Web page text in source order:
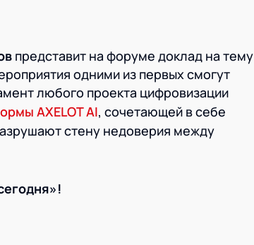
представит на форуме доклад на тему
одними из первых смогут
любого проекта цифровизации
AXELOT AI, сочетающей в себе
стену недоверия между